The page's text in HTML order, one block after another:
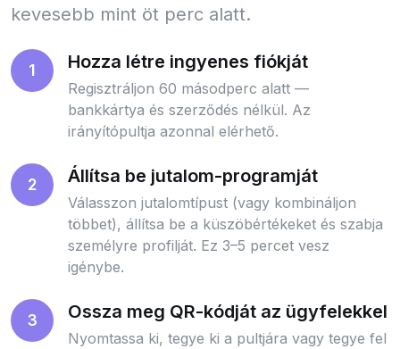
kevesebb mint öt perc alatt.
1 Hozza létre ingyenes fiókját
Regisztráljon 60 másodperc alatt —
bankkártya és szerződés nélkül. Az
irányítópultja azonnal elérhető.
2 Állítsa be jutalom-programját
Válasszon jutalomtípust (vagy kombináljon
többet), állítsa be a küszöbértékeket és szabja
személyre profilját. Ez 3–5 percet vesz
igénybe.
3 Ossza meg QR-kódját az ügyfelekkel
Nyomtassa ki, tegye ki a pultjára vagy tegye fel